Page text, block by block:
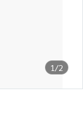
1/2